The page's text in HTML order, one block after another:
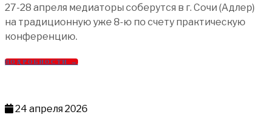
27-28 апреля медиаторы соберутся в г. Сочи (Адлер)
на традиционную уже 8-ю по счету практическую
конференцию.
ПОДРОБНОСТИ →
24 апреля 2026